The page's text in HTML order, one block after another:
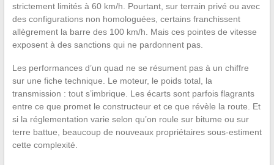
strictement limités à 60 km/h. Pourtant, sur terrain privé ou avec
des configurations non homologuées, certains franchissent
allègrement la barre des 100 km/h. Mais ces pointes de vitesse
exposent à des sanctions qui ne pardonnent pas.
Les performances d’un quad ne se résument pas à un chiffre
sur une fiche technique. Le moteur, le poids total, la
transmission : tout s’imbrique. Les écarts sont parfois flagrants
entre ce que promet le constructeur et ce que révèle la route. Et
si la réglementation varie selon qu’on roule sur bitume ou sur
terre battue, beaucoup de nouveaux propriétaires sous-estiment
cette complexité.